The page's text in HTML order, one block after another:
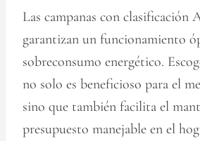
Las campanas con clasificación
garantizan un funcionamiento
sobreconsumo energético.
no solo es beneficioso para el
sino que también facilita el
presupuesto manejable en el